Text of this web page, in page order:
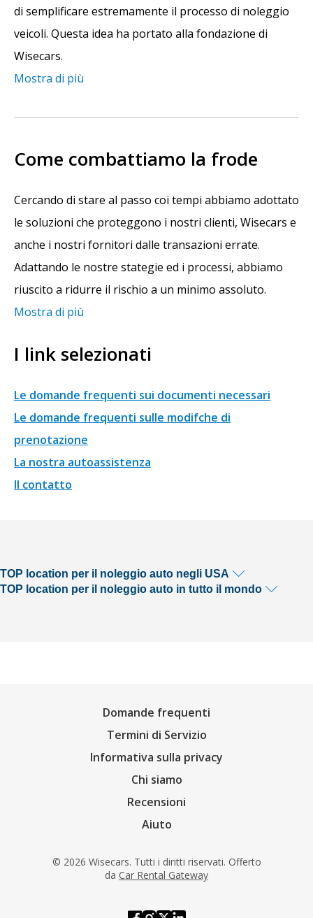
di semplificare estremamente il processo di noleggio
veicoli. Questa idea ha portato alla fondazione di
Wisecars.
Mostra di più
Come combattiamo la frode
Cercando di stare al passo coi tempi abbiamo adottato
le soluzioni che proteggono i nostri clienti, Wisecars e
anche i nostri fornitori dalle transazioni errate.
Adattando le nostre stategie ed i processi, abbiamo
riuscito a ridurre il rischio a un minimo assoluto.
Mostra di più
I link selezionati
Le domande frequenti sui documenti necessari
Le domande frequenti sulle modifche di
prenotazione
La nostra autoassistenza
Il contatto
TOP location per il noleggio auto negli USA
TOP location per il noleggio auto in tutto il mondo
Domande frequenti
Termini di Servizio
Informativa sulla privacy
Chi siamo
Recensioni
Aiuto
© 2026 Wisecars. Tutti i diritti riservati. Offerto
da Car Rental Gateway